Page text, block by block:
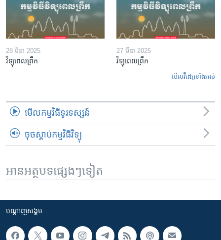
28 មីនា 2025
វិទ្យុពេលព្រឹក
27 មីនា 2025
វិទ្យុពេលព្រឹក
មើល​វីដេអូ​ទាំង​អស់
មើល​កម្មវិធី​ទូរទស្សន៍
ចុចស្តាប់កម្មវិធីវិទ្យុ
អានអត្ថបទផ្សេងៗទៀត
បណ្តាញ​សង្គម